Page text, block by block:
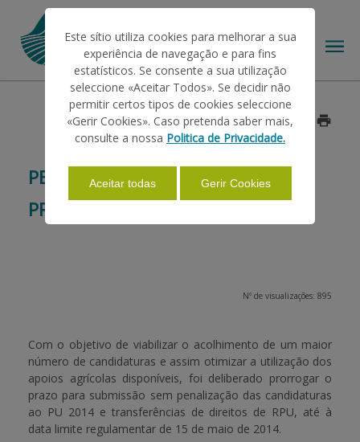
AJUDAS/APOIOS
INFORMAÇÕES
PAGAMENTOS
APOIO AO BENEFICIÁRIO
PEDIDO ÚNICO DE AJUDAS 2014 
PRORROGAÇÃO DE PRAZO
Data: 2014/05/23
Nº de visualizações: 895
Com o objetivo de viabilizar o acolhimento de um maior
número de candidaturas e assim otimizar a utilização dos
apoios agrícolas disponíveis, foi deliberado prorrogar o
prazo para submissão sem penalização das candidaturas
ao PU 2014 e transferências de direitos de RPU, até à
data limite regulamentar de 15 de maio de 2014.
Este sítio utiliza cookies para melhorar a sua
experiência de navegação e para fins
estatísticos. Se consente a sua utilização
seleccione «Aceitar Todos». Se decidir não
permitir certos tipos de cookies seleccione
«Gerir Cookies». Caso pretenda saber mais,
consulte a nossa Politica de Privacidade.
Aceitar todas Gerir Cookies